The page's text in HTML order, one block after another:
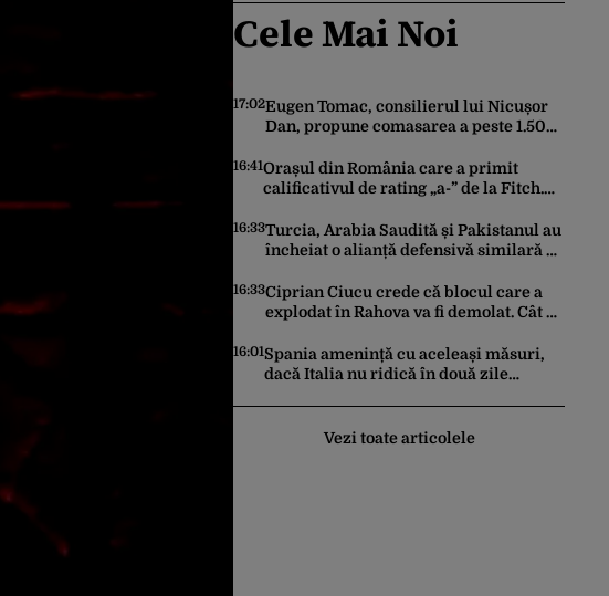
Cele Mai Noi
17:02Eugen Tomac, consilierul lui Nicușor
Dan, propune comasarea a peste 1.500
administrativă a județelor
16:41Orașul din România care a primit
calificativul de rating „a-” de la Fitch.
Israel
16:33Turcia, Arabia Saudită și Pakistanul au
încheiat o alianță defensivă similară cu
conflictelor din Orientul Mijlociu
16:33Ciprian Ciucu crede că blocul care a
explodat în Rahova va fi demolat. Cât ar
16:01Spania amenință cu aceleași măsuri,
dacă Italia nu ridică în două zile
Vezi toate articolele